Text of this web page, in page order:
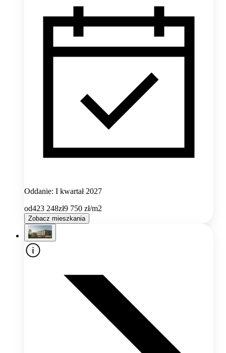
Oddanie: I kwartał 2027
od423 248zł9 750 zł/m2
Zobacz mieszkania